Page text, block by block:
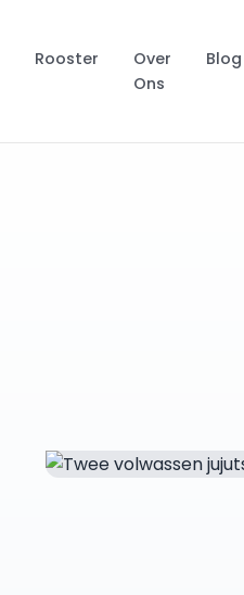
Rooster
Over
Ons
Blog